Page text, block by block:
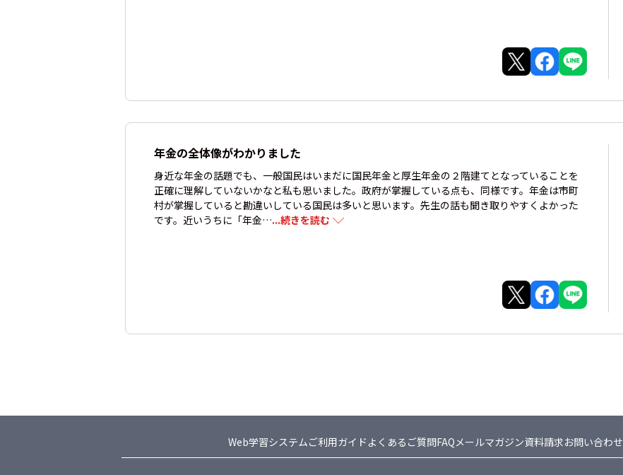
年金の全体像がわかりました
身近な年金の話題でも、一般国民はいまだに国民年金と厚生年金の２階建てとなっていることを
正確に理解していないかなと私も思いました。政府が掌握している点も、同様です。年金は市町
村が掌握していると勘違いしている国民は多いと思います。先生の話も聞き取りやすくよかった
です。近いうちに「年金…...続きを読む
Web学習システムご利用ガイド よくあるご質問FAQメールマガジン資料請求お問い合わせ